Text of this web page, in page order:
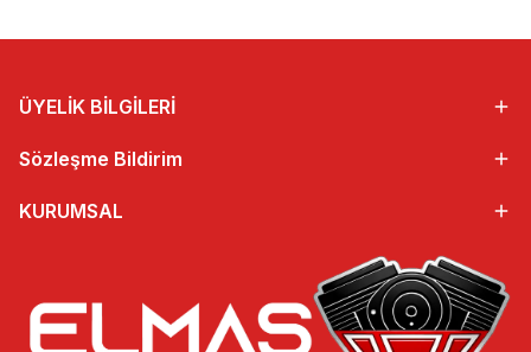
ÜYELİK BİLGİLERİ
Sözleşme Bildirim
KURUMSAL